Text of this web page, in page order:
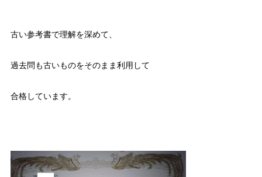
古い参考書で理解を深めて、
過去問も古いものをそのまま利用して
合格しています。